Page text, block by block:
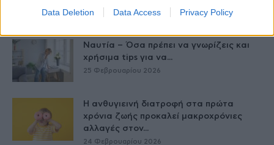
Data Deletion Data Access Privacy Policy
και η σωστή...
Ναυτία – Όσα πρέπει να γνωρίζεις και
χρήσιμα tips για να...
25 Φεβρουαρίου 2026
Η ανθυγιεινή διατροφή στα πρώτα
χρόνια ζωής προκαλεί μακροχρόνιες
αλλαγές στον...
24 Φεβρουαρίου 2026